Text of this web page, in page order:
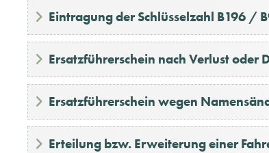
Eintragung der Schlüsselzahl B196 /
Ersatzführerschein nach Verlust oder
Ersatzführerschein wegen
Erteilung bzw. Erweiterung einer